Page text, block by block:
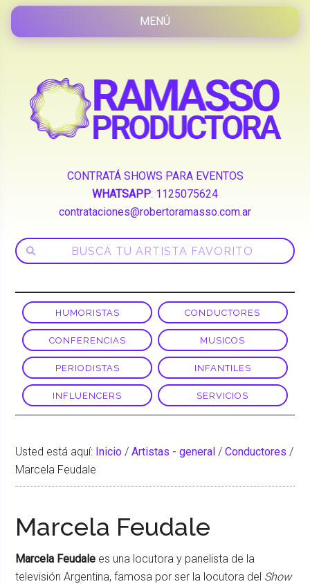
CONTRATÁ SHOWS PARA EVENTOS
WHATSAPP: 1125075624
contrataciones@robertoramasso.com.ar
HUMORISTAS CONDUCTORES
CONFERENCIAS MUSICOS
PERIODISTAS INFANTILES
INFLUENCERS SERVICIOS
Usted está aquí: Inicio / Artistas - general / Conductores /
Marcela Feudale
Marcela Feudale
Marcela Feudale es una locutora y panelista de la
televisión Argentina, famosa por ser la locutora del Show